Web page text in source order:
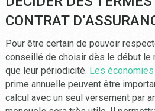
CONTRAT
Pour être certain de pouvoir
conseillé de choisir dès le début le
que leur périodicité. Les
prime annuelle peuvent être
calcul avec un seul versement par